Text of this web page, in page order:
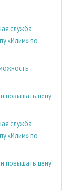
служба
«Илим» по
повышать цену
служба
«Илим» по
повышать цену